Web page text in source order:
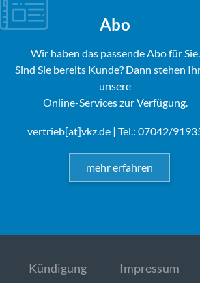
Abo
Wir haben das passende Abo für Sie.
Sind Sie bereits Kunde? Dann stehen
unsere
Online-Services zur Verfügung.
vertrieb[at]vkz.de| Tel.: 07042/
mehr erfahren
Kündigung Impressum